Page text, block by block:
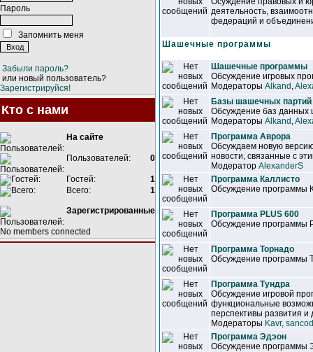
Пароль
Запомнить меня
Забыли пароль?
или новый пользователь?
Зарегистрируйся!
Кто с нами
На сайте
Пользователей: 0
Гостей:
1
Всего:
1
Зарегистрированные
No members connected
деятельность,
федераций и
Шашечные программы
Шашечные программы
Обсуждение игровых
Модераторы Alkand ,
Базы шашечных партий
Обсуждение баз
Модераторы Alkand ,
Программа Аврора
Обсуждаем новую
новости, связанные с
Модератор AlexanderS
Программа Каллисто
Обсуждение программы
Программа PLUS 600
Обсуждение программы
Программа Торнадо
Обсуждение программы
Программа Тундра
Обсуждение игровой
функциональные
перспективы развития и
Модераторы Kavr,
Программа Эдэон
Обсуждение программы